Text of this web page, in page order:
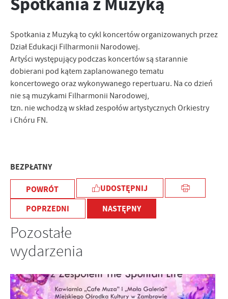
Spotkania z Muzyką to cykl koncertów organizowanych przez
Dział Edukacji Filharmonii Narodowej.
Artyści występujący podczas koncertów są starannie
dobierani pod kątem zaplanowanego tematu
koncertowego oraz wykonywanego repertuaru. Na co dzień
nie są muzykami Filharmonii Narodowej,
tzn. nie wchodzą w skład zespołów artystycznych Orkiestry
i Chóru FN.
BEZPŁATNY
POWRÓT
UDOSTĘPNIJ
POPRZEDNI
NASTĘPNY
Pozostałe
wydarzenia